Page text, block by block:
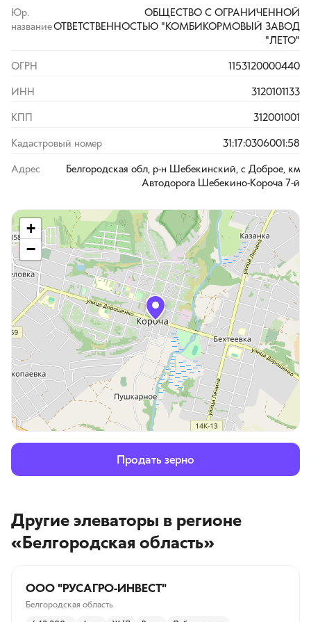
Юр.
название
ОБЩЕСТВО С ОГРАНИЧЕННОЙ
ОТВЕТСТВЕННОСТЬЮ "КОМБИКОРМОВЫЙ ЗАВОД
"ЛЕТО"
ОГРН 1153120000440
ИНН 3120101133
КПП 312001001
Кадастровый номер 31:17:0306001:58
Адрес
Белгородская обл, р-н Шебекинский, с Доброе, км
Автодорога Шебекино-Короча 7-й
+
−
Продать зерно
Другие элеваторы в регионе
«Белгородская область»
ООО "РУСАГРО-ИНВЕСТ"
Белгородская область